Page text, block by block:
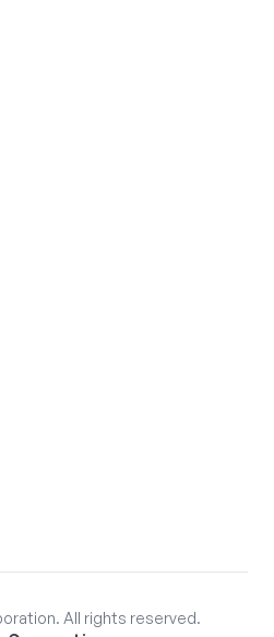
All rights reserved.